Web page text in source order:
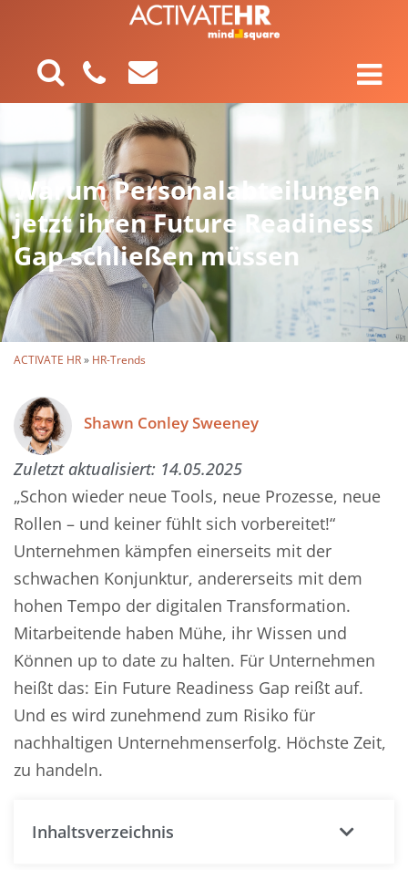
Warum Personalabteilungen
jetzt ihren Future Readiness
Gap schließen müssen
ACTIVATE HR» HR-Trends
Shawn Conley Sweeney
Zuletzt aktualisiert: 14.05.2025
„Schon wieder neue Tools, neue Prozesse, neue
Rollen – und keiner fühlt sich vorbereitet!“
Unternehmen kämpfen einerseits mit der
schwachen Konjunktur, andererseits mit dem
hohen Tempo der digitalen Transformation.
Mitarbeitende haben Mühe, ihr Wissen und
Können up to date zu halten. Für Unternehmen
heißt das: Ein Future Readiness Gap reißt auf.
Und es wird zunehmend zum Risiko für
nachhaltigen Unternehmenserfolg. Höchste Zeit,
zu handeln.
Inhaltsverzeichnis